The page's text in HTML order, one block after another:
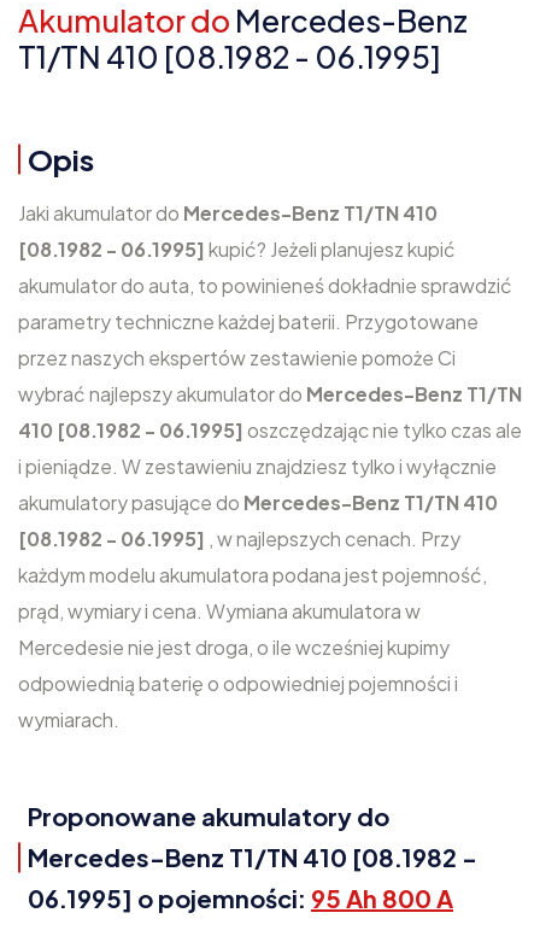
Akumulator do Mercedes-Benz
T1/TN 410 [08.1982 - 06.1995]
Opis
Jaki akumulator do Mercedes-Benz T1/TN 410
[08.1982 - 06.1995] kupić? Jeżeli planujesz kupić
akumulator do auta, to powinieneś dokładnie sprawdzić
parametry techniczne każdej baterii. Przygotowane
przez naszych ekspertów zestawienie pomoże Ci
wybrać najlepszy akumulator do Mercedes-Benz T1/TN
410 [08.1982 - 06.1995] oszczędzając nie tylko czas ale
i pieniądze. W zestawieniu znajdziesz tylko i wyłącznie
akumulatory pasujące do Mercedes-Benz T1/TN 410
[08.1982 - 06.1995] , w najlepszych cenach. Przy
każdym modelu akumulatora podana jest pojemność,
prąd, wymiary i cena. Wymiana akumulatora w
Mercedesie nie jest droga, o ile wcześniej kupimy
odpowiednią baterię o odpowiedniej pojemności i
wymiarach.
Proponowane akumulatory do
Mercedes-Benz T1/TN 410 [08.1982 -
06.1995] o pojemności: 95 Ah 800 A